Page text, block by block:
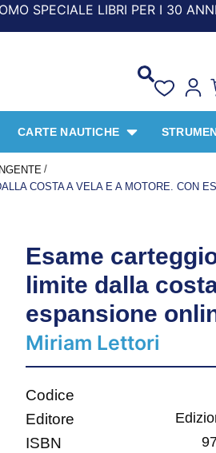
PER I 30 ANNI DEL
CARTE NAUTICHE
/
COSTA A VELA E A MOTORE. CON
Esame
limite dalla
espansione
Miriam Lettori
Codice
Editore
ISBN